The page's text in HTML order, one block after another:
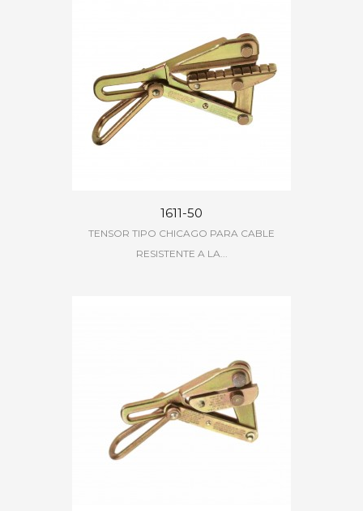
1611-50
TENSOR TIPO CHICAGO PARA CABLE
RESISTENTE A LA...